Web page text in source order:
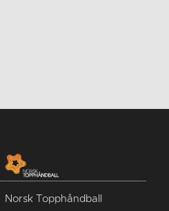
Norsk Topphåndball